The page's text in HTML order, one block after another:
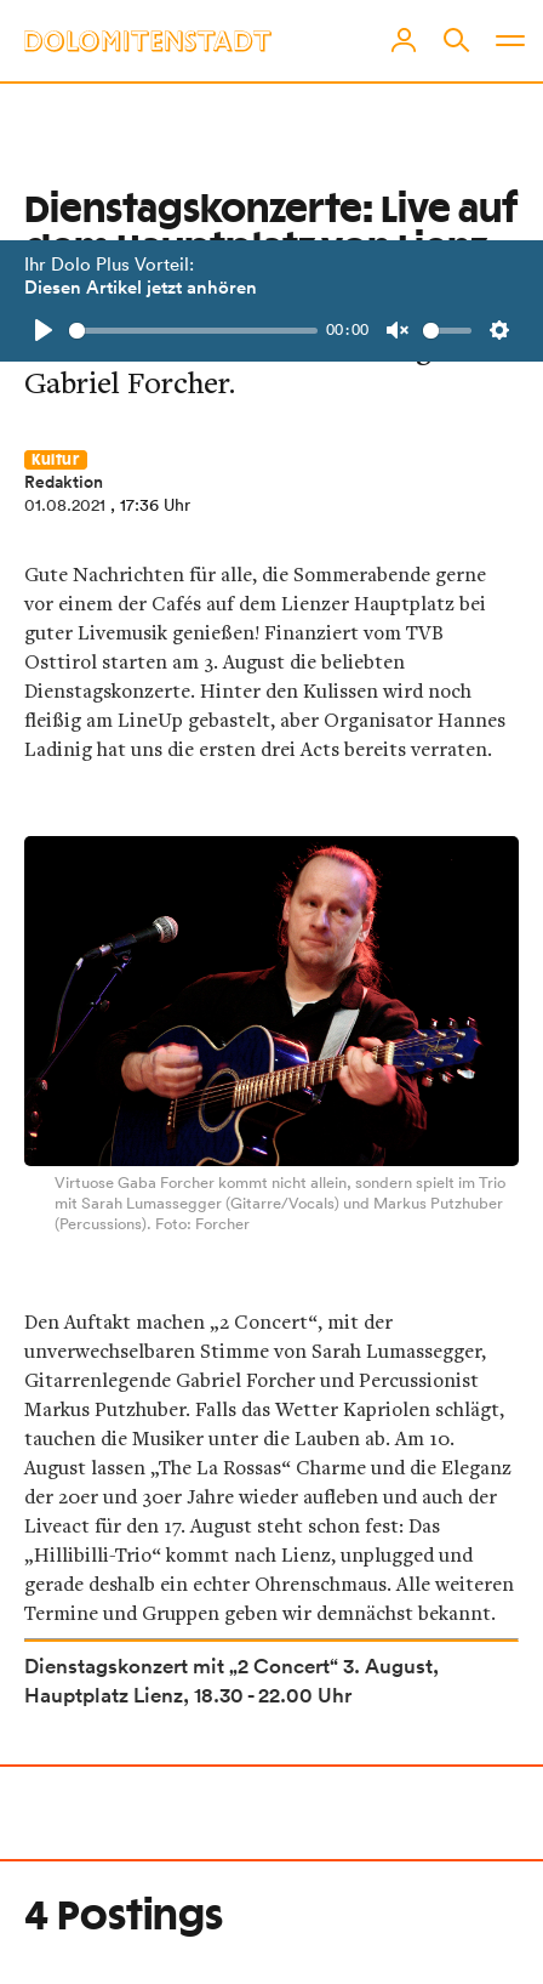
Ihr Dolo Plus Vorteil:
Diesen Artikel jetzt anhören
Play
00:00
Unmute
Dienstagskonzerte: Live auf
dem Hauptplatz von Lienz
Am 3. August startet die Serie mit „2
Concert“ rund um Gitarrenlegende
Gabriel Forcher.
Kultur
Redaktion
01.08.2021 , 17:36 Uhr
Gute Nachrichten für alle, die Sommerabende gerne
vor einem der Cafés auf dem Lienzer Hauptplatz bei
guter Livemusik genießen! Finanziert vom TVB
Osttirol starten am 3. August die beliebten
Dienstagskonzerte. Hinter den Kulissen wird noch
fleißig am LineUp gebastelt, aber Organisator Hannes
Ladinig hat uns die ersten drei Acts bereits verraten.
Virtuose Gaba Forcher kommt nicht allein, sondern spielt im Trio
mit Sarah Lumassegger (Gitarre/Vocals) und Markus Putzhuber
(Percussions). Foto: Forcher
Den Auftakt machen „2 Concert“, mit der
unverwechselbaren Stimme von Sarah Lumassegger,
Gitarrenlegende Gabriel Forcher und Percussionist
Markus Putzhuber. Falls das Wetter Kapriolen schlägt,
tauchen die Musiker unter die Lauben ab. Am 10.
August lassen „The La Rossas“ Charme und die Eleganz
der 20er und 30er Jahre wieder aufleben und auch der
Liveact für den 17. August steht schon fest: Das
„Hillibilli-Trio“ kommt nach Lienz, unplugged und
gerade deshalb ein echter Ohrenschmaus. Alle weiteren
Termine und Gruppen geben wir demnächst bekannt.
Dienstagskonzert mit „2 Concert“3. August,
Hauptplatz Lienz, 18.30 - 22.00 Uhr
4 Postings